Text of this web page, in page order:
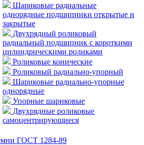
Шариковые радиальные
однорядные подшипники открытые и
закрытые
Двухрядный роликовый
радиальный подшипник с короткими
цилиндрическими роликами
Роликовые конические
Роликовый радиально-упорный
Шариковые радиально-упорные
однорядные
Упорные шариковые
Двухрядные роликовые
самоцентрирующиеся
ГОСТ 1284-89